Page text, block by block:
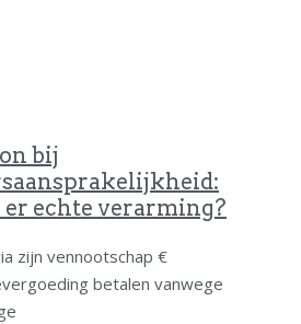
bij
er echte verarming?
zijn vennootschap €
betalen vanwege